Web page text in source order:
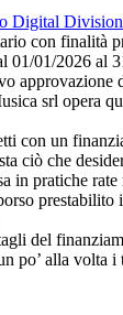
Digital Division
con finalità
01/01/2026 al
approvazione
srl opera
con un
ciò che
in pratiche
prestabilito
del
po’ alla volta i